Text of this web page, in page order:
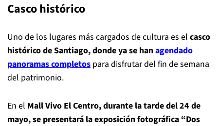
Casco histórico
Uno de los lugares más cargados de cultura es el casco
histórico de Santiago, donde ya se hanagendado
panoramas completos para disfrutar del fin de semana
del patrimonio.
En el Mall Vivo El Centro, durante la tarde del 24 de
mayo, se presentará la exposición fotográfica “Dos